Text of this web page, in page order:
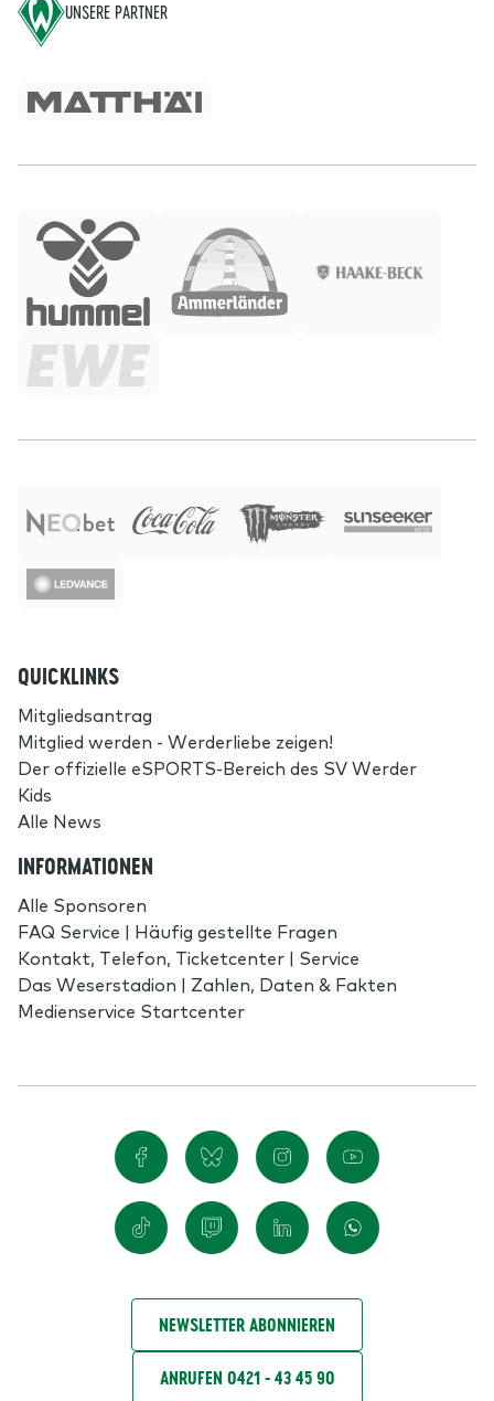
UNSERE PARTNER
QUICKLINKS
Mitgliedsantrag
Mitglied werden - Werderliebe zeigen!
Der offizielle eSPORTS-Bereich des SV Werder
Kids
Alle News
INFORMATIONEN
Alle Sponsoren
FAQ Service | Häufig gestellte Fragen
Kontakt, Telefon, Ticketcenter | Service
Das Weserstadion | Zahlen, Daten & Fakten
Medienservice Startcenter
NEWSLETTER ABONNIEREN
ANRUFEN 0421 - 43 45 90